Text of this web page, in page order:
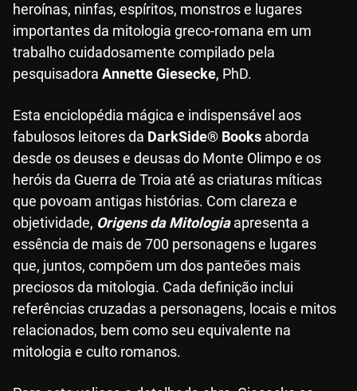
heroínas, ninfas, espíritos, monstros e lugares
importantes da mitologia greco-romana em um
trabalho cuidadosamente compilado pela
pesquisadora Annette Giesecke, PhD.
Esta enciclopédia mágica e indispensável aos
fabulosos leitores da DarkSide® Books aborda
desde os deuses e deusas do Monte Olimpo e os
heróis da Guerra de Troia até as criaturas míticas
que povoam antigas histórias. Com clareza e
objetividade, Origens da Mitologiaapresenta a
essência de mais de 700 personagens e lugares
que, juntos, compõem um dos panteões mais
preciosos da mitologia. Cada definição inclui
referências cruzadas a personagens, locais e mitos
relacionados, bem como seu equivalente na
mitologia e culto romanos.